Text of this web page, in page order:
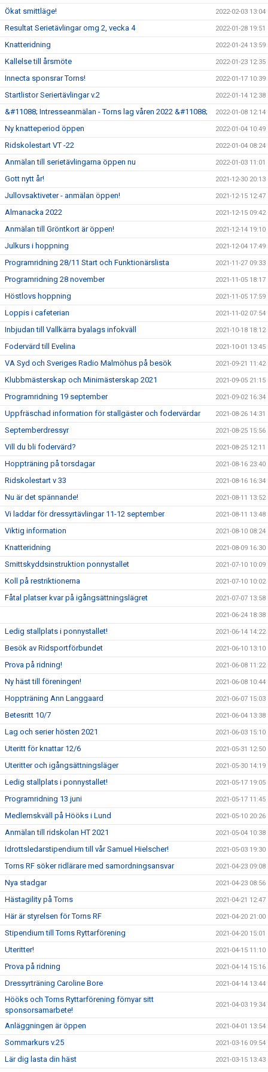
Ökat smittläge! 2022-02-03 13:04
Resultat Serietävlingar omg 2, vecka 4 2022-01-28 19:51
Knatteridning 2022-01-24 13:59
Kallelse till årsmöte 2022-01-23 12:35
Innecta sponsrar Torns! 2022-01-17 10:39
Startlistor Seriertävlingar v.2 2022-01-14 12:38
&#11088; Intresseanmälan - Torns lag våren 2022 &#11088; 2022-01-08 12:14
Ny knatteperiod öppen 2022-01-04 10:49
Ridskolestart VT -22 2022-01-04 08:24
Anmälan till serietävlingarna öppen nu 2022-01-03 11:01
Gott nytt år! 2021-12-30 20:13
Jullovsaktiveter - anmälan öppen! 2021-12-15 12:47
Almanacka 2022 2021-12-15 09:42
Anmälan till Gröntkort är öppen! 2021-12-14 19:10
Julkurs i hoppning 2021-12-04 17:49
Programridning 28/11 Start och Funktionärslista 2021-11-27 09:33
Programridning 28 november 2021-11-05 18:17
Höstlovs hoppning 2021-11-05 17:59
Loppis i cafeterian 2021-11-02 07:54
Inbjudan till Vallkärra byalags infokväll 2021-10-18 18:12
Fodervärd till Evelina 2021-10-01 13:45
VA Syd och Sveriges Radio Malmöhus på besök 2021-09-21 11:42
Klubbmästerskap och Minimästerskap 2021 2021-09-05 21:15
Programridning 19 september 2021-09-02 16:34
Uppfräschad information för stallgäster och fodervärdar 2021-08-26 14:31
Septemberdressyr 2021-08-25 15:56
Vill du bli fodervärd? 2021-08-25 12:11
Hoppträning på torsdagar 2021-08-16 23:40
Ridskolestart v 33 2021-08-16 16:34
Nu är det spännande! 2021-08-11 13:52
Vi laddar för dressyrtävlingar 11-12 september 2021-08-11 13:48
Viktig information 2021-08-10 08:24
Knatteridning 2021-08-09 16:30
Smittskyddsinstruktion ponnystallet 2021-07-10 10:09
Koll på restriktionerna 2021-07-10 10:02
Fåtal platser kvar på igångsättningslägret 2021-07-07 13:58
2021-06-24 18:38
Ledig stallplats i ponnystallet! 2021-06-14 14:22
Besök av Ridsportförbundet 2021-06-10 13:10
Prova på ridning! 2021-06-08 11:22
Ny häst till föreningen! 2021-06-08 10:44
Hoppträning Ann Langgaard 2021-06-07 15:03
Betesritt 10/7 2021-06-04 13:38
Lag och serier hösten 2021 2021-06-03 15:10
Uteritt för knattar 12/6 2021-05-31 12:50
Uteritter och igångsättningsläger 2021-05-30 14:19
Ledig stallplats i ponnystallet! 2021-05-17 19:05
Programridning 13 juni 2021-05-17 11:45
Medlemskväll på Hööks i Lund 2021-05-10 20:26
Anmälan till ridskolan HT 2021 2021-05-04 10:38
Idrottsledarstipendium till vår Samuel Hielscher! 2021-05-03 19:30
Torns RF söker ridlärare med samordningsansvar 2021-04-23 09:08
Nya stadgar 2021-04-23 08:56
Hästagility på Torns 2021-04-21 12:47
Här är styrelsen för Torns RF 2021-04-20 21:00
Stipendium till Torns Ryttarförening 2021-04-20 15:01
Uteritter! 2021-04-15 11:10
Prova på ridning 2021-04-14 15:16
Dressyrträning Caroline Bore 2021-04-14 13:44
Hööks och Torns Ryttarförening förnyar sitt
sponsorsamarbete!
2021-04-03 19:34
Anläggningen är öppen 2021-04-01 13:54
Sommarkurs v.25 2021-03-16 09:54
Lär dig lasta din häst 2021-03-15 13:43